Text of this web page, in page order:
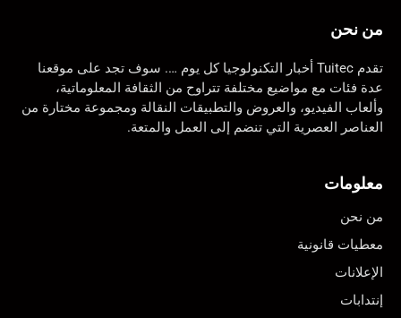
من نحن
تقدم Tuitec أخبار التكنولوجيا كل يوم …. سوف تجد على موقعنا
عدة فئات مع مواضيع مختلفة تتراوح من الثقافة المعلوماتية،
وألعاب الفيديو، والعروض والتطبيقات النقالة ومجموعة مختارة من
العناصر العصرية التي تنضم إلى العمل والمتعة.
معلومات
من نحن
معطيات قانونية
الإعلانات
إنتدابات